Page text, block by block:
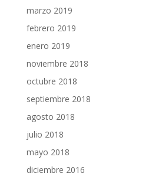
marzo 2019
febrero 2019
enero 2019
noviembre 2018
octubre 2018
septiembre 2018
agosto 2018
julio 2018
mayo 2018
diciembre 2016